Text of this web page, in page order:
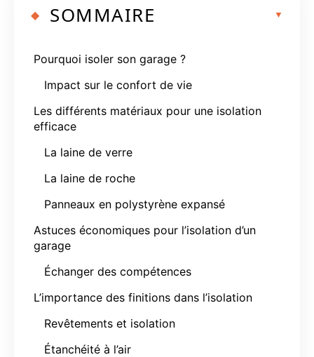
SOMMAIRE
Pourquoi isoler son garage ?
Impact sur le confort de vie
Les différents matériaux pour une isolation
efficace
La laine de verre
La laine de roche
Panneaux en polystyrène expansé
Astuces économiques pour l’isolation d’un
garage
Échanger des compétences
L’importance des finitions dans l’isolation
Revêtements et isolation
Étanchéité à l’air